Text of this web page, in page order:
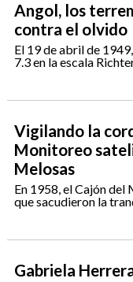
Angol, los
contra el olvido
El 19 de abril de
7.3 en la escala
Vigilando la
Monitoreo
Melosas
En 1958, el Cajón
que sacudieron la
Gabriela